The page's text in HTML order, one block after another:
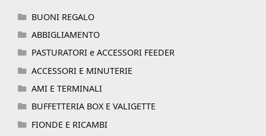
BUONI REGALO
ABBIGLIAMENTO
PASTURATORI e ACCESSORI FEEDER
ACCESSORI E MINUTERIE
AMI E TERMINALI
BUFFETTERIA BOX E VALIGETTE
FIONDE E RICAMBI